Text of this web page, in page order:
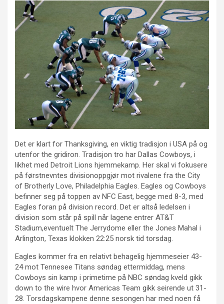
Det er klart for Thanksgiving, en viktig tradisjon i USA på og
utenfor the gridiron. Tradisjon tro har Dallas Cowboys, i
likhet med Detroit Lions hjemmekamp. Her skal vi fokusere
på førstnevntes divisionoppgjør mot rivalene fra the City
of Brotherly Love, Philadelphia Eagles. Eagles og Cowboys
befinner seg på toppen av NFC East, begge med 8-3, med
Eagles foran på division record. Det er altså ledelsen i
division som står på spill når lagene entrer AT&T
Stadium,eventuelt The Jerrydome eller the Jones Mahal i
Arlington, Texas klokken 22:25 norsk tid torsdag.
Eagles kommer fra en relativt behagelig hjemmeseier 43-
24 mot Tennesee Titans søndag ettermiddag, mens
Cowboys sin kamp i primetime på NBC søndag kveld gikk
down to the wire hvor Americas Team gikk seirende ut 31-
28. Torsdagskampene denne sesongen har med noen få